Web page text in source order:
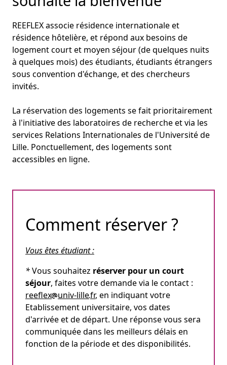
REEFLEX associe résidence internationale et
résidence hôtelière, et répond aux besoins de
logement court et moyen séjour (de quelques nuits
à quelques mois) des étudiants, étudiants étrangers
sous convention d'échange, et des chercheurs
invités.
La réservation des logements se fait prioritairement
à l'initiative des laboratoires de recherche et via les
services Relations Internationales de l'Université de
Lille. Ponctuellement, des logements sont
accessibles en ligne.
Comment réserver ?
Vous êtes étudiant :
*Vous souhaitez réserver pour un court
séjour, faites votre demande via le contact :
reeflex univ-lillefr, en indiquant votre
Etablissement universitaire, vos dates
d'arrivée et de départ. Une réponse vous sera
communiquée dans les meilleurs délais en
fonction de la période et des disponibilités.